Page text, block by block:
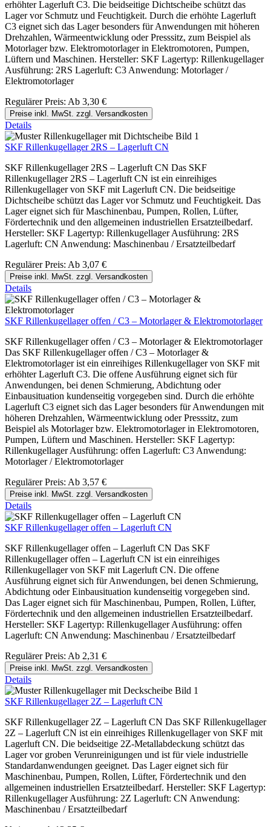
erhöhter Lagerluft C3. Die beidseitige Dichtscheibe schützt das
Lager vor Schmutz und Feuchtigkeit. Durch die erhöhte Lagerluft
C3 eignet sich das Lager besonders für Anwendungen mit höheren
Drehzahlen, Wärmeentwicklung oder Presssitz, zum Beispiel als
Motorlager bzw. Elektromotorlager in Elektromotoren, Pumpen,
Lüftern und Maschinen. Hersteller: SKF Lagertyp: Rillenkugellager
Ausführung: 2RS Lagerluft: C3 Anwendung: Motorlager /
Elektromotorlager
Regulärer Preis: Ab 3,30 €
Preise inkl. MwSt. zzgl. Versandkosten
Details
SKF Rillenkugellager 2RS – Lagerluft CN
SKF Rillenkugellager 2RS – Lagerluft CN Das SKF
Rillenkugellager 2RS – Lagerluft CN ist ein einreihiges
Rillenkugellager von SKF mit Lagerluft CN. Die beidseitige
Dichtscheibe schützt das Lager vor Schmutz und Feuchtigkeit. Das
Lager eignet sich für Maschinenbau, Pumpen, Rollen, Lüfter,
Fördertechnik und den allgemeinen industriellen Ersatzteilbedarf.
Hersteller: SKF Lagertyp: Rillenkugellager Ausführung: 2RS
Lagerluft: CN Anwendung: Maschinenbau / Ersatzteilbedarf
Regulärer Preis: Ab 3,07 €
Preise inkl. MwSt. zzgl. Versandkosten
Details
SKF Rillenkugellager offen / C3 – Motorlager & Elektromotorlager
SKF Rillenkugellager offen / C3 – Motorlager & Elektromotorlager
Das SKF Rillenkugellager offen / C3 – Motorlager &
Elektromotorlager ist ein einreihiges Rillenkugellager von SKF mit
erhöhter Lagerluft C3. Die offene Ausführung eignet sich für
Anwendungen, bei denen Schmierung, Abdichtung oder
Einbausituation kundenseitig vorgegeben sind. Durch die erhöhte
Lagerluft C3 eignet sich das Lager besonders für Anwendungen mit
höheren Drehzahlen, Wärmeentwicklung oder Presssitz, zum
Beispiel als Motorlager bzw. Elektromotorlager in Elektromotoren,
Pumpen, Lüftern und Maschinen. Hersteller: SKF Lagertyp:
Rillenkugellager Ausführung: offen Lagerluft: C3 Anwendung:
Motorlager / Elektromotorlager
Regulärer Preis: Ab 3,57 €
Preise inkl. MwSt. zzgl. Versandkosten
Details
SKF Rillenkugellager offen – Lagerluft CN
SKF Rillenkugellager offen – Lagerluft CN Das SKF
Rillenkugellager offen – Lagerluft CN ist ein einreihiges
Rillenkugellager von SKF mit Lagerluft CN. Die offene
Ausführung eignet sich für Anwendungen, bei denen Schmierung,
Abdichtung oder Einbausituation kundenseitig vorgegeben sind.
Das Lager eignet sich für Maschinenbau, Pumpen, Rollen, Lüfter,
Fördertechnik und den allgemeinen industriellen Ersatzteilbedarf.
Hersteller: SKF Lagertyp: Rillenkugellager Ausführung: offen
Lagerluft: CN Anwendung: Maschinenbau / Ersatzteilbedarf
Regulärer Preis: Ab 2,31 €
Preise inkl. MwSt. zzgl. Versandkosten
Details
SKF Rillenkugellager 2Z – Lagerluft CN
SKF Rillenkugellager 2Z – Lagerluft CN Das SKF Rillenkugellager
2Z – Lagerluft CN ist ein einreihiges Rillenkugellager von SKF mit
Lagerluft CN. Die beidseitige 2Z-Metallabdeckung schützt das
Lager vor groben Verunreinigungen und ist für viele industrielle
Standardanwendungen geeignet. Das Lager eignet sich für
Maschinenbau, Pumpen, Rollen, Lüfter, Fördertechnik und den
allgemeinen industriellen Ersatzteilbedarf. Hersteller: SKF Lagertyp:
Rillenkugellager Ausführung: 2Z Lagerluft: CN Anwendung:
Maschinenbau / Ersatzteilbedarf